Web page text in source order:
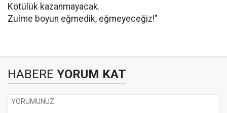
Kötülük kazanmayacak.
Zulme boyun eğmedik, eğmeyeceğiz!"
HABERE YORUM KAT